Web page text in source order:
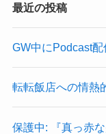
最近の投稿
GW中にPodcast配
転転飯店への情熱
保護中: 『真っ赤な